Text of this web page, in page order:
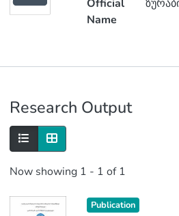
Official
Name
Research Output
Now showing 1 - 1 of 1
Publication